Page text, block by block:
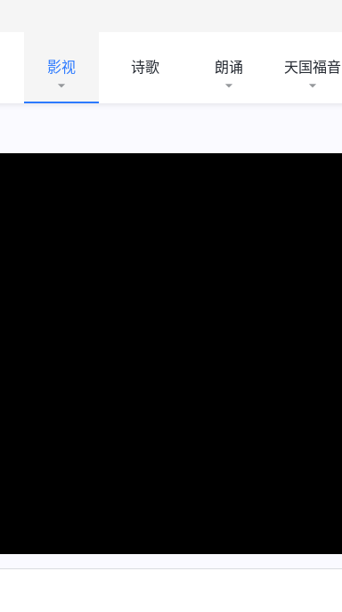
影视 诗歌 朗诵 天国福音